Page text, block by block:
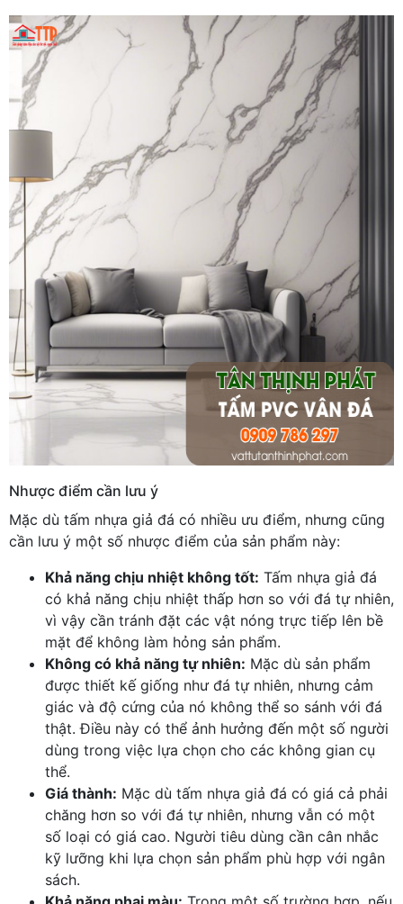
Nhược điểm cần lưu ý
Mặc dù tấm nhựa giả đá có nhiều ưu điểm, nhưng cũng
cần lưu ý một số nhược điểm của sản phẩm này:
Khả năng chịu nhiệt không tốt: Tấm nhựa giả đá
có khả năng chịu nhiệt thấp hơn so với đá tự nhiên,
vì vậy cần tránh đặt các vật nóng trực tiếp lên bề
mặt để không làm hỏng sản phẩm.
Không có khả năng tự nhiên: Mặc dù sản phẩm
được thiết kế giống như đá tự nhiên, nhưng cảm
giác và độ cứng của nó không thể so sánh với đá
thật. Điều này có thể ảnh hưởng đến một số người
dùng trong việc lựa chọn cho các không gian cụ
thể.
Giá thành: Mặc dù tấm nhựa giả đá có giá cả phải
chăng hơn so với đá tự nhiên, nhưng vẫn có một
số loại có giá cao. Người tiêu dùng cần cân nhắc
kỹ lưỡng khi lựa chọn sản phẩm phù hợp với ngân
sách.